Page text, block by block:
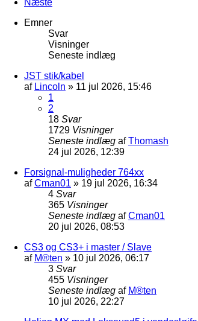
Emner
Svar
Visninger
Seneste indlæg
JST stik/kabel
af Lincoln » 11 jul 2026, 15:46
1
2
18 Svar
1729 Visninger
Seneste indlæg afThomash
24 jul 2026, 12:39
Forsignal-muligheder 764xx
afCman01 » 19 jul 2026, 16:34
4 Svar
365 Visninger
Seneste indlæg afCman01
20 jul 2026, 08:53
CS3 og CS3+ i master / Slave
af M®ten » 10 jul 2026, 06:17
3 Svar
455 Visninger
Seneste indlæg af M®ten
10 jul 2026, 22:27